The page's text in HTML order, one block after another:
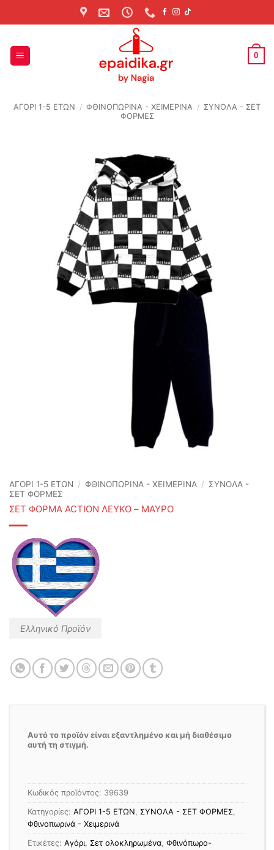
to
0
ΑΓΟΡΙ 1-5 ΕΤΩΝ / ΦΘΙΝΟΠΩΡΙΝΆ - ΧΕΙΜΕΡΙΝΆ / ΣΥΝΟΛΑ - ΣΕΤ
ΦΟΡΜΕΣ
ΑΓΟΡΙ 1-5 ΕΤΩΝ / ΦΘΙΝΟΠΩΡΙΝΆ - ΧΕΙΜΕΡΙΝΆ / ΣΥΝΟΛΑ -
ΣΕΤ ΦΟΡΜΕΣ
ΣΕΤ ΦΟΡΜΑ ACTION ΛΕΥΚΟ – ΜΑΥΡΟ
Ελληνικό Προϊόν
Αυτό το προϊόν είναι εξαντλημένο και μή διαθέσιμο
αυτή τη στιγμή.
Κωδικός προϊόντος: 39639
Κατηγορίες: ΑΓΟΡΙ 1-5 ΕΤΩΝ, ΣΥΝΟΛΑ - ΣΕΤ ΦΟΡΜΕΣ,
Φθινοπωρινά - Χειμερινά
Ετικέτες: Αγόρι, Σετ ολοκληρωμένα, Φθινόπωρο-